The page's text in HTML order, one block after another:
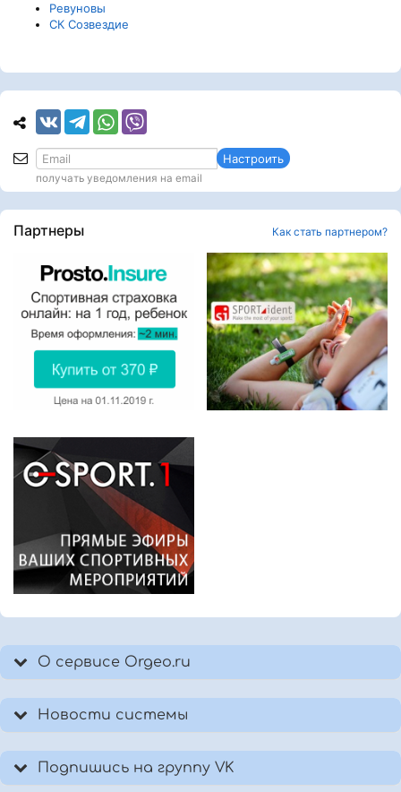
Ревуновы
СК Созвездие
Настроить
получать уведомления на email
Партнеры Как стать партнером?
О сервисе Orgeo.ru
Новости системы
Подпишись на группу VK